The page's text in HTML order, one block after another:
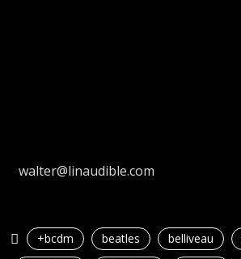
walter@linaudible.com
+bcdm beatles belliveau